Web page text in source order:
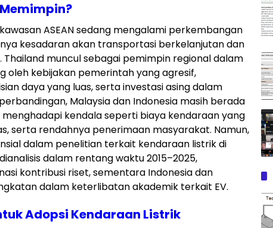
Memimpin?
ASEAN sedang mengalami perkembangan
kesadaran akan transportasi berkelanjutan dan
muncul sebagai pemimpin regional dalam
oleh kebijakan pemerintah yang agresif,
daya yang luas, serta investasi asing dalam
Malaysia dan Indonesia masih berada
kendala seperti biaya kendaraan yang
serta rendahnya penerimaan masyarakat. Namun,
dalam penelitian terkait kendaraan listrik di
dalam rentang waktu 2015–2025,
kontribusi riset, sementara Indonesia dan
dalam keterlibatan akademik terkait EV.
Adopsi Kendaraan Listrik